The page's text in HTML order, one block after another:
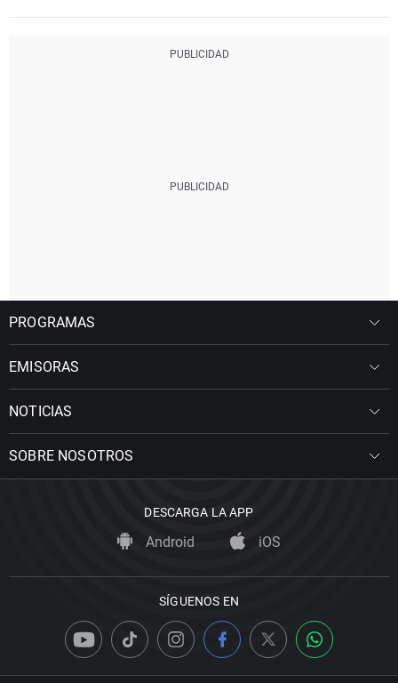
PROGRAMAS
EMISORAS
NOTICIAS
SOBRE NOSOTROS
DESCARGA LA APP
Android iOS
SÍGUENOS EN